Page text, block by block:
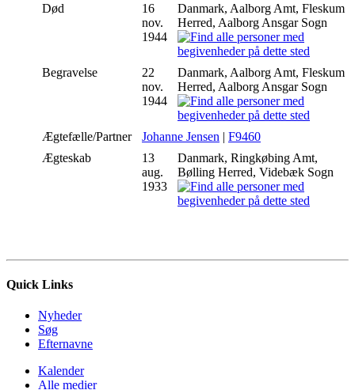
Død
16
nov.
1944
Danmark, Aalborg Amt, Fleskum
Herred, Aalborg Ansgar Sogn
Begravelse
22
nov.
1944
Danmark, Aalborg Amt, Fleskum
Herred, Aalborg Ansgar Sogn
Ægtefælle/Partner Johanne Jensen | F9460
Ægteskab
13
aug.
1933
Danmark, Ringkøbing Amt,
Bølling Herred, Videbæk Sogn
Quick Links
Nyheder
Søg
Efternavne
Kalender
Alle medier